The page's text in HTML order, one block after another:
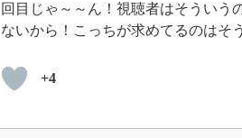
回目じゃ～～ん！視聴者はそういう
ないから！こっちが求めてるのはそ
+4